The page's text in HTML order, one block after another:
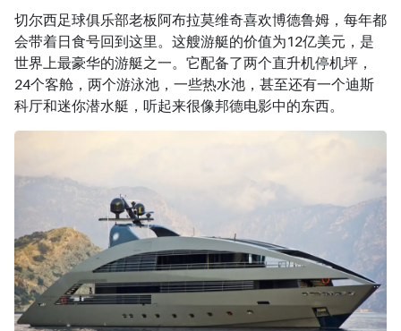
切尔西足球俱乐部老板阿布拉莫维奇喜欢博德鲁姆，每年都
会带着日食号回到这里。这艘游艇的价值为12亿美元，是
世界上最豪华的游艇之一。它配备了两个直升机停机坪，
24个客舱，两个游泳池，一些热水池，甚至还有一个迪斯
科厅和迷你潜水艇，听起来很像邦德电影中的东西。